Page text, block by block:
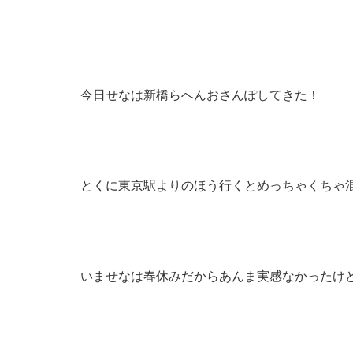
今日せなは新橋らへんおさんぽしてきた！
とくに東京駅よりのほう行くとめっちゃくちゃ
いませなは春休みだからあんま実感なかったけ